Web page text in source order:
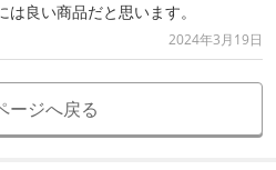
良い商品だと思います。
2024年3月19日
ージへ戻る